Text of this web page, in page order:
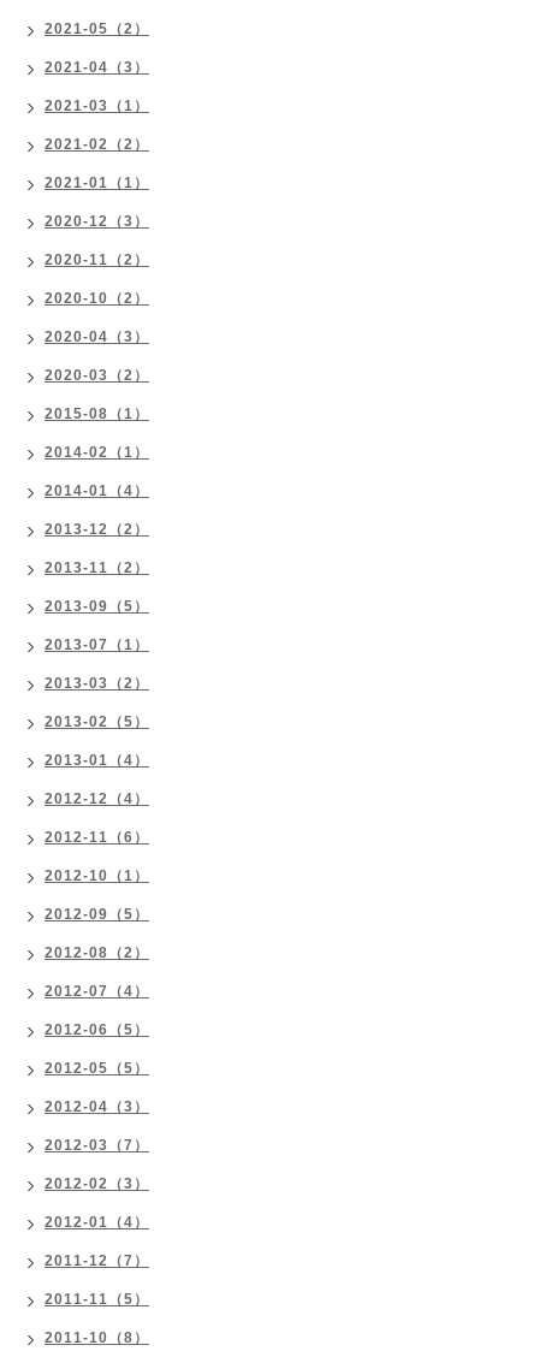
2021-05（2）
2021-04（3）
2021-03（1）
2021-02（2）
2021-01（1）
2020-12（3）
2020-11（2）
2020-10（2）
2020-04（3）
2020-03（2）
2015-08（1）
2014-02（1）
2014-01（4）
2013-12（2）
2013-11（2）
2013-09（5）
2013-07（1）
2013-03（2）
2013-02（5）
2013-01（4）
2012-12（4）
2012-11（6）
2012-10（1）
2012-09（5）
2012-08（2）
2012-07（4）
2012-06（5）
2012-05（5）
2012-04（3）
2012-03（7）
2012-02（3）
2012-01（4）
2011-12（7）
2011-11（5）
2011-10（8）